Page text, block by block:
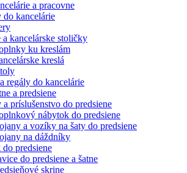
a pracovne
kancelárie
a kancelárske stoličky
ku kreslám
kreslá
regály do kancelárie
a predsiene
príslušenstvo do predsiene
nábytok do predsiene
a vozíky na šaty do predsiene
na dáždníky
predsiene
do predsiene a šatne
skrine